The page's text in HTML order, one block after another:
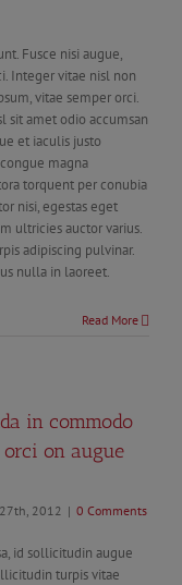
Fusce nisi augue,
Integer vitae nisl non
vitae semper orci.
sit amet odio accumsan
et iaculis justo
magna
torquent per conubia
nisi, egestas eget
ultricies auctor varius.
adipiscing pulvinar.
nulla in laoreet.
Read More
in commodo
on augue
2012 | 0 Comments
id sollicitudin augue
turpis vitae